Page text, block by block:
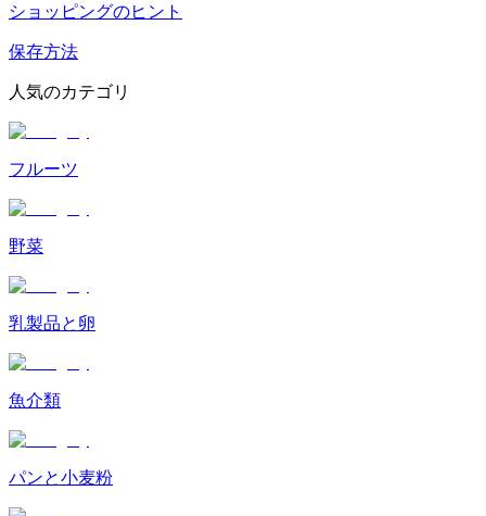
ショッピングのヒント
保存方法
人気のカテゴリ
フルーツ
野菜
乳製品と卵
魚介類
パンと小麦粉